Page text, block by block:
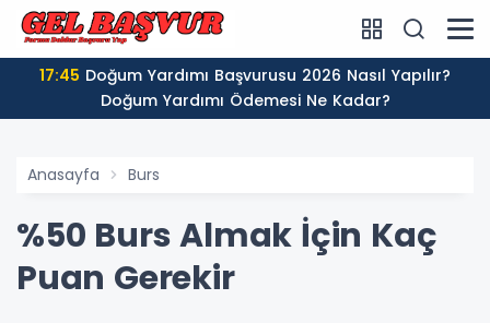
17:45
Doğum Yardımı Ödemesi Ne Kadar?
Anasayfa Burs
%50 Burs Almak İçin Kaç
Puan Gerekir